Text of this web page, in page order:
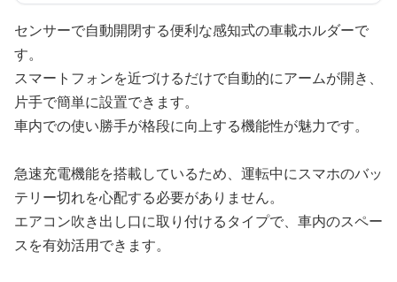
センサーで自動開閉する便利な感知式の車載ホルダーで
す。
スマートフォンを近づけるだけで自動的にアームが開き、
片手で簡単に設置できます。
車内での使い勝手が格段に向上する機能性が魅力です。
急速充電機能を搭載しているため、運転中にスマホのバッ
テリー切れを心配する必要がありません。
エアコン吹き出し口に取り付けるタイプで、車内のスペー
スを有効活用できます。